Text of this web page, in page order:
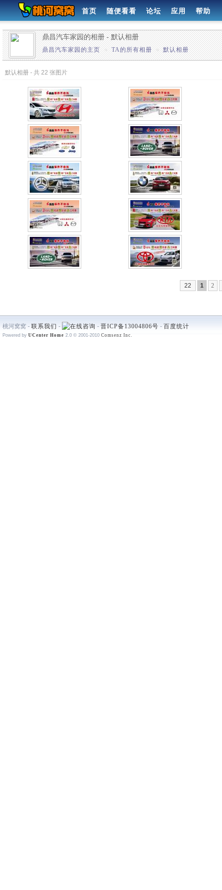
首页 随便看看 论坛 应用 帮助
鼎昌汽车家园的相册 - 默认相册
鼎昌汽车家园的主页 » TA的所有相册 » 默认相册
默认相册 - 共 22 张图片
22 1 2
桃河窝窝 - 联系我们 - - 晋ICP备13004806号 - 百度统计
Powered by UCenter Home 2.0 © 2001-2010 Comsenz Inc.